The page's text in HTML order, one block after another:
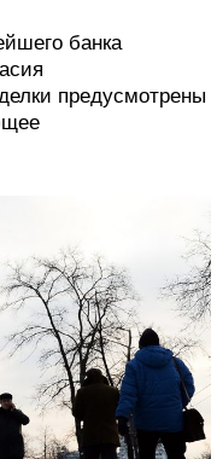
банка
предусмотрены